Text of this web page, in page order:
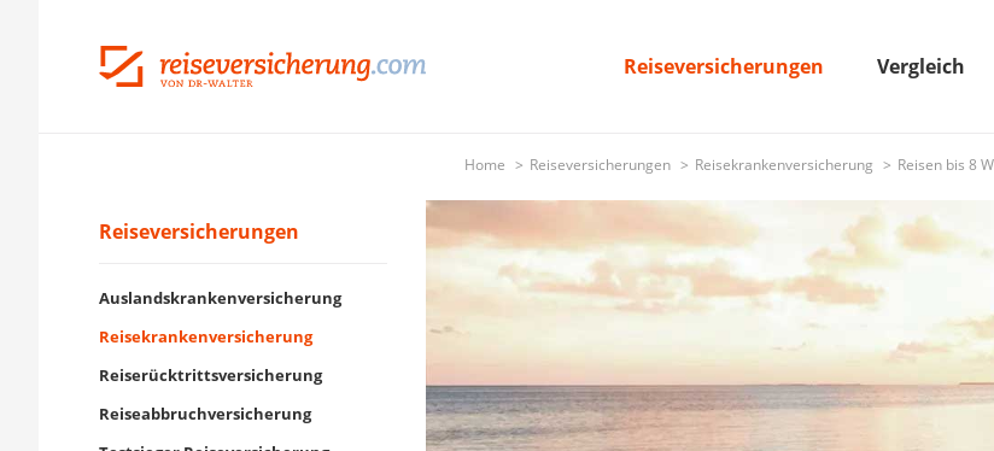
Reiseversicherungen Vergleich
Home Reiseversicherungen Reisekrankenversicherung Reisen bis 8
Reiseversicherungen
Auslandskrankenversicherung
Reisekrankenversicherung
Reiserücktrittsversicherung
Reiseabbruchversicherung